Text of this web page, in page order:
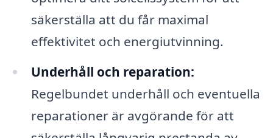
säkerställa att du får maximal
effektivitet och energiutvinning.
Underhåll och reparation:
Regelbundet underhåll och eventuella
reparationer är avgörande för att